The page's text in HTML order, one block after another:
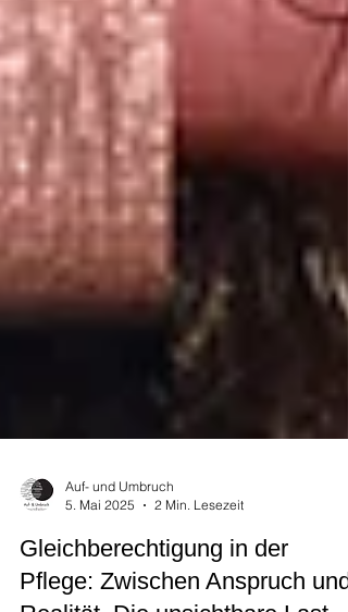
5. Mai 2025
2 Min. Lesezeit
Gleichberechtigung in der